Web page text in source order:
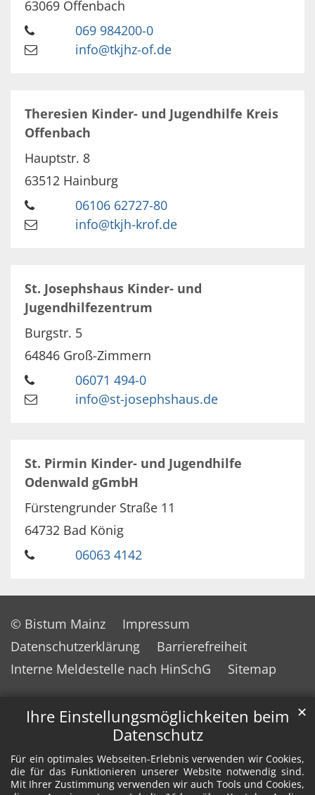
Ihre Einstellungsmöglichkeiten beim
Datenschutz
Für ein optimales Webseiten-Erlebnis verwenden wir Cookies,
die für das Funktionieren unserer Website notwendig sind.
Mit Ihrer Zustimmung verwenden wir auch Tools und Cookies,
✕
63069 Offenbach
069 984200-0
info@tkjhz-of.de
Theresien Kinder- und Jugendhilfe Kreis
Offenbach
Hauptstr. 8
63512 Hainburg
06106 62727-80
info@tkjh-krof.de
St. Josephshaus Kinder- und
Jugendhilfezentrum
Burgstr. 5
64846 Groß-Zimmern
06071 494-0
info@st-josephshaus.de
St. Pirmin Kinder- und Jugendhilfe
Odenwald gGmbH
Fürstengrunder Straße 11
64732 Bad König
06063 4142
© Bistum Mainz
Impressum
Datenschutzerklärung
Barrierefreiheit
Interne Meldestelle nach HinSchG
Sitemap